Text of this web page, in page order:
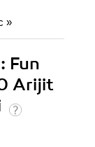
»
Fun
Arijit